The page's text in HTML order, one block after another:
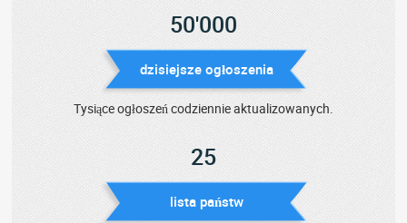
50'000
dzisiejsze ogłoszenia
Tysiące ogłoszeń codziennie aktualizowanych.
25
lista państw